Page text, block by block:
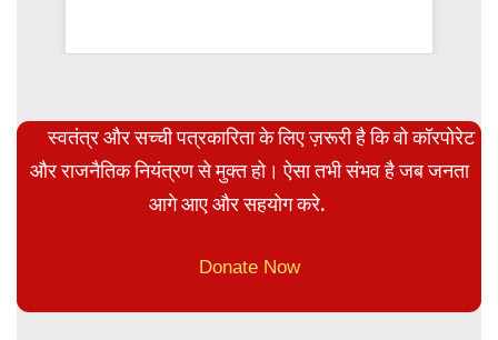
स्वतंत्र और सच्ची पत्रकारिता के लिए ज़रूरी है कि वो कॉरपोरेट
और राजनैतिक नियंत्रण से मुक्त हो। ऐसा तभी संभव है जब जनता
आगे आए और सहयोग करे.
Donate Now